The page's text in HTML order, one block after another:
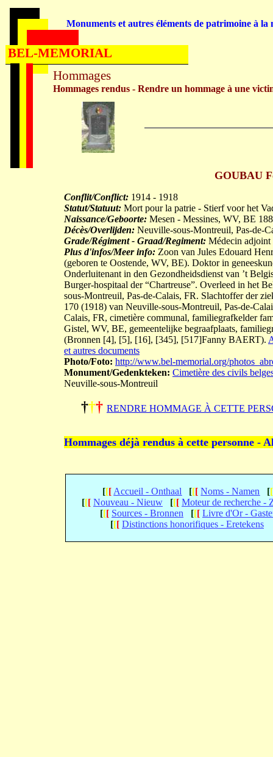
GOUBAU
Conflit/Conflict: 1914 - 1918
Statut/Statuut: Mort pour la patrie - Stierf voor het
Naissance/Geboorte: Mesen - Messines, WV, BE
Décès/Overlijden: Neuville-sous-Montreuil, Pas-de-
Grade/Régiment - Graad/Regiment: Médecin adjoint
Plus d'infos/Meer info: Zoon van Jules Edouard
(geboren te Oostende, WV, BE). Doktor in
Onderluitenant in den Gezondheidsdienst van ’t
Burger-hospitaal der “Chartreuse”. Overleed in het
sous-Montreuil, Pas-de-Calais, FR. Slachtoffer der
170 (1918) van Neuville-sous-Montreuil, Pas-de-
Calais, FR, cimetière communal, familiegrafkelder
Gistel, WV, BE, gemeentelijke begraafplaats,
(Bronnen [4], [5], [16], [345], [517]Fanny BAERT).
et autres documents
Photo/Foto: http://www.bel-memorial.org/
Monument/Gedenkteken: Cimetière des civils
Neuville-sous-Montreuil
††† RENDRE HOMMAGE À CETTE
Hommages déjà rendus à cette personne -
[[[ Accueil - Onthaal [[[ Noms - Namen [[
[[[ Nouveau - Nieuw [[[ Moteur de recherche -
[[[ Sources - Bronnen [[[ Livre d'Or -
[[[ Distinctions honorifiques - Eretekens
Hommages
Hommages rendus - Rendre un hommage à une
Monuments et autres éléments de patrimoine à la
BEL-MEMORIAL